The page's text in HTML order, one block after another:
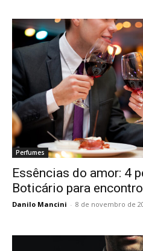
Perfumes
Essências do amor: 4
Boticário para
Danilo Mancini - 8 de novembro de